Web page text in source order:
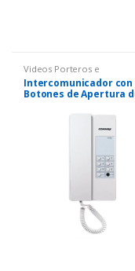
Videos Porteros e
Intercomunicadores
Intercomunicador con
Botones de Apertura